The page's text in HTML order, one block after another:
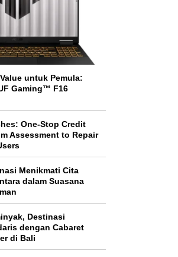
untuk Pemula:
Gaming™ F16
One-Stop Credit
Assessment to Repair
Menikmati Cita
dalam Suasana
Destinasi
dengan Cabaret
di Bali